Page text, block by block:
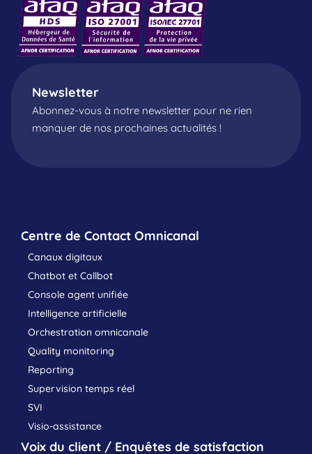
Newsletter
Abonnez-vous à notre newsletter pour ne rien
manquer de nos prochaines actualités !
Centre de Contact Omnicanal
Canaux digitaux
Chatbot et Callbot
Console agent unifiée
Intelligence artificielle
Orchestration omnicanale
Quality monitoring
Reporting
Supervision temps réel
SVI
Visio-assistance
Voix du client / Enquêtes de satisfaction